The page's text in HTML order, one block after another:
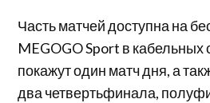
Часть матчей доступна на
MEGOGO Sport в кабельных
покажут один матч дня, а
два четвертьфинала,